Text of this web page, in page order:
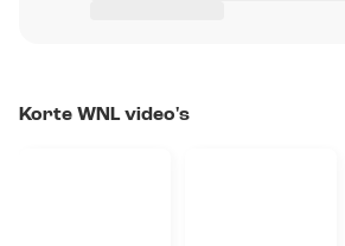
Korte WNL video's